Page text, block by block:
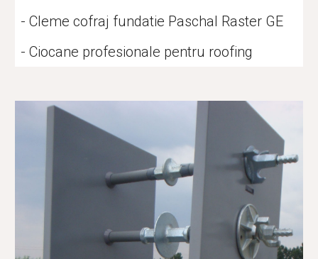
- Cleme cofraj fundatie Paschal Raster GE
- Ciocane profesionale pentru roofing